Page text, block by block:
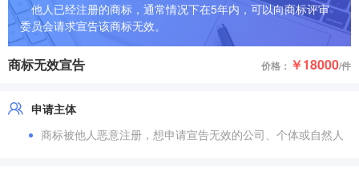
他人已经注册的商标，通常情况下在5年内，可以向商标评审
委员会请求宣告该商标无效。
商标无效宣告 价格： ￥18000/件
申请主体
商标被他人恶意注册，想申请宣告无效的公司、个体或自然人